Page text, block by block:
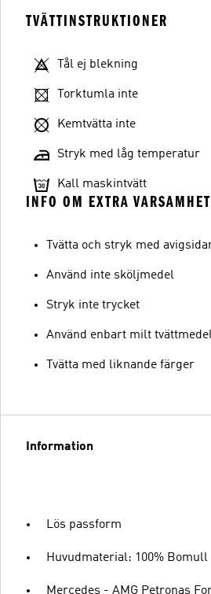
TVÄTTINSTRUKTIONER
Tål ej blekning
Torktumla inte
Kemtvätta inte
Stryk med låg temperatur
Kall maskintvätt
INFO OM EXTRA VARSAMHET
Tvätta och stryk med
Använd inte sköljmedel
Stryk inte trycket
Använd enbart milt
Tvätta med liknande färger
Information
Lös passform
Huvudmaterial: 100% Bomull
Mercedes - AMG Petronas